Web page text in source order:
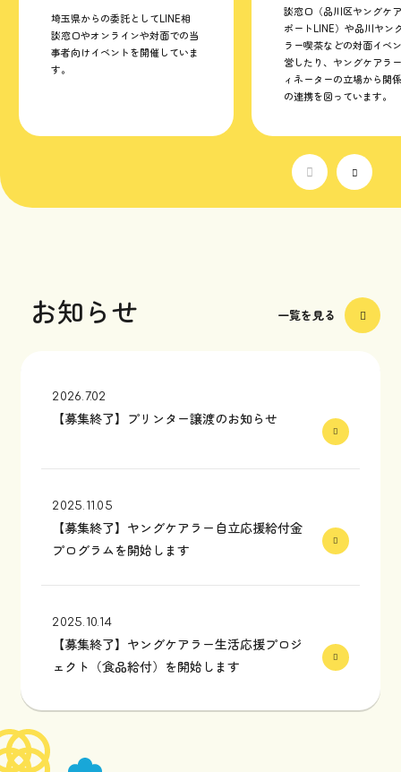
埼玉県からの委託としてLINE相
談窓口やオンラインや対面での当
事者向けイベントを開催していま
す。
談窓口（品川区ヤングケ
ポートLINE）や品川ヤン
ラー喫茶などの対面イベ
営したり、ヤングケアラ
ィネーターの立場から関
の連携を図っています。
お知らせ 一覧を見る
2026.7.02
【募集終了】プリンター譲渡のお知らせ
2025.11.05
【募集終了】ヤングケアラー自立応援給付金
プログラムを開始します
2025.10.14
【募集終了】ヤングケアラー生活応援プロジ
ェクト（食品給付）を開始します